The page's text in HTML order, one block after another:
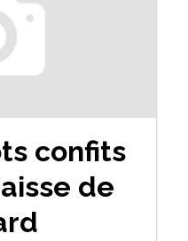
confits
de